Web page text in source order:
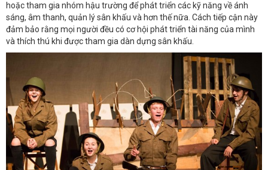
hoặc tham gia nhóm hậu trường để phát triển các kỹ năng về ánh
sáng, âm thanh, quản lý sân khấu và hơn thế nữa. Cách tiếp cận này
đảm bảo rằng mọi người đều có cơ hội phát triển tài năng của mình
và thích thú khi được tham gia dàn dựng sân khấu.